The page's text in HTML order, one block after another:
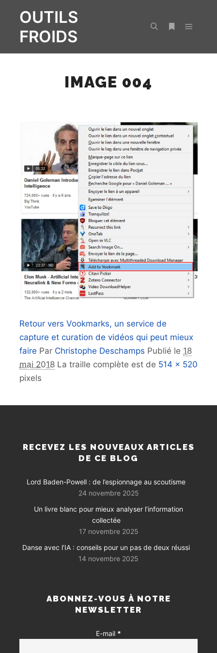
OUTILS
FROIDS
IMAGE 004
Retour vers Vookmarks, un service de
capture et curation de vidéos qui peut mieux
faire Par Christophe Deschamps Publié le 18
mai 2018 La traille complète est de 514 × 520
pixels
RECEVEZ LES NOUVEAUX ARTICLES
DE CE BLOG
Lord Baden-Powell : de l’espionnage au scoutisme
24 novembre 2025
Un livre blanc pour mieux analyser l’information
collectée
17 novembre 2025
Danse avec l’IA : conseils pour un pas de deux réussi
14 novembre 2025
ABONNEZ-VOUS À NOTRE
NEWSLETTER
E-mail *